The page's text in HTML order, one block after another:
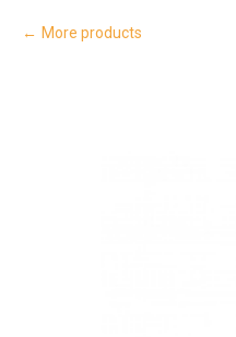
More products